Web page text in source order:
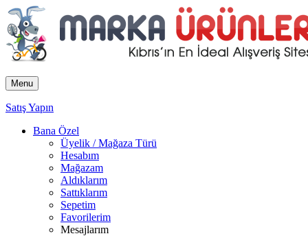
Menu
Satış Yapın
Bana Özel
Üyelik / Mağaza Türü
Hesabım
Mağazam
Aldıklarım
Sattıklarım
Sepetim
Favorilerim
Mesajlarım